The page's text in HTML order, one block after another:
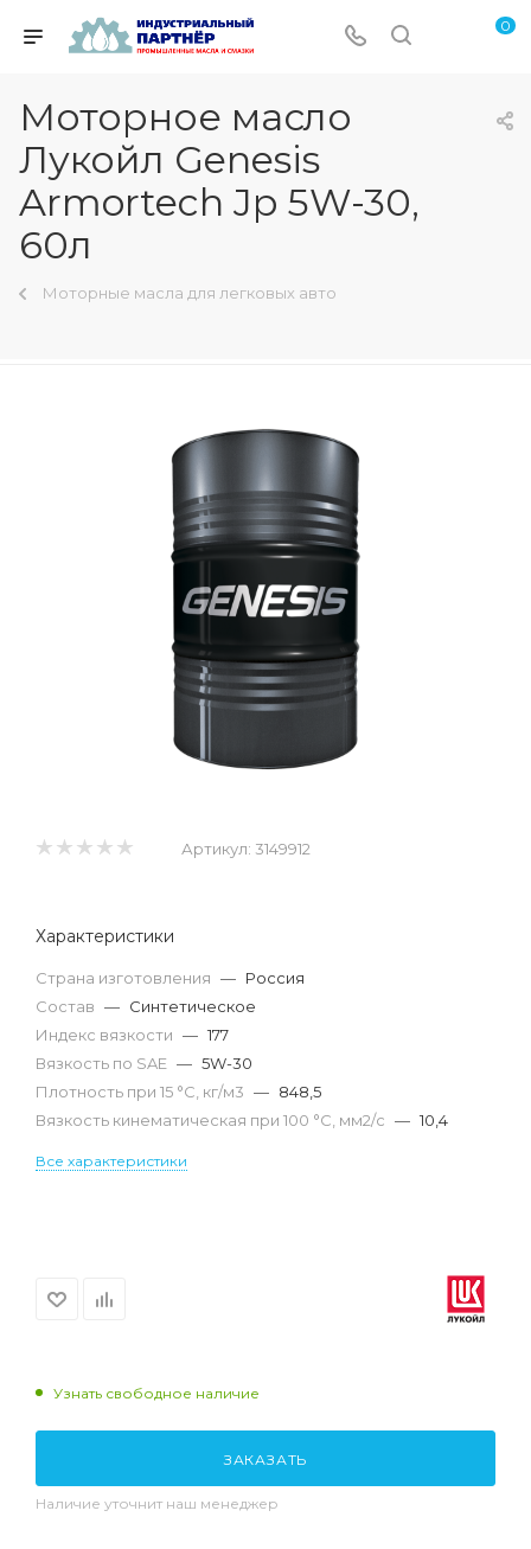
0
Моторное масло
Лукойл Genesis
Armortech Jp 5W-30,
60л
Моторные масла для легковых авто
Артикул: 3149912
Характеристики
Страна изготовления — Россия
Состав — Синтетическое
Индекс вязкости — 177
Вязкость по SAE — 5W-30
Плотность при 15 °С, кг/м3 — 848,5
Вязкость кинематическая при 100 °С, мм2/с — 10,4
Все характеристики
Узнать свободное наличие
ЗАКАЗАТЬ
Наличие уточнит наш менеджер